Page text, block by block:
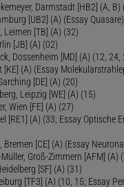
Darmstadt [HB2] (A, B)
[UB2] (A) (Essay Quasare)
Leimen [TB] (A) (32)
[JB] (A) (02)
Dossenheim [MD] (A) (12, 24,
[KE] (A) (Essay
[DE] (A) (20)
Leipzig [WE] (A) (15)
Wien [FE] (A) (27)
[RE1] (A) (33; Essay Optische
Bremen [CE] (A) (Essay
Groß-Zimmern [AFM] (A)
[SF] (A) (31)
[TF3] (A) (10, 15; Essay